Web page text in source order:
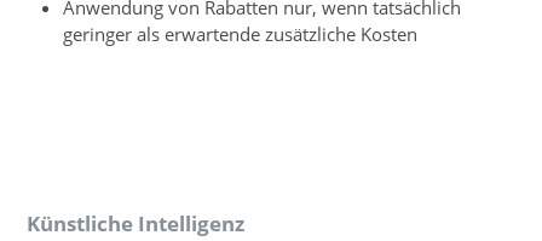
Anwendung von Rabatten nur, wenn tatsächlich
geringer als erwartende zusätzliche Kosten
Künstliche Intelligenz